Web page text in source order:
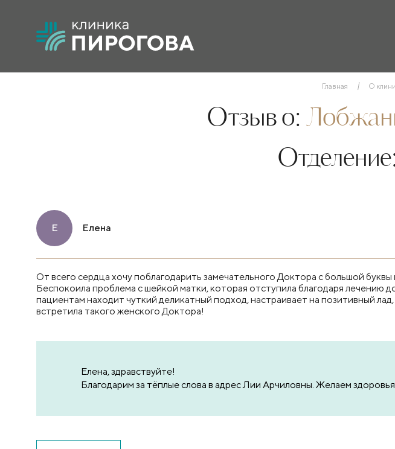
Главная О
Отзыв о:
Е Елена
От всего сердца хочу поблагодарить замечательного Доктора с большой
Беспокоила проблема с шейкой матки, которая отступила благодаря
пациентам находит чуткий деликатный подход, настраивает на позитивный
встретила такого женского Доктора!
Елена, здравствуйте!
Благодарим за тёплые слова в адрес Лии Арчиловны. Желаем